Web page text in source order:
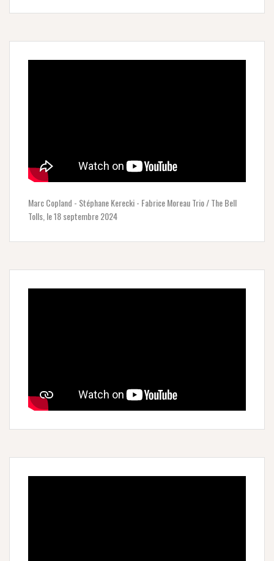
Marc Copland - Stéphane Kerecki - Fabrice Moreau Trio / The Bell
Tolls, le 18 septembre 2024